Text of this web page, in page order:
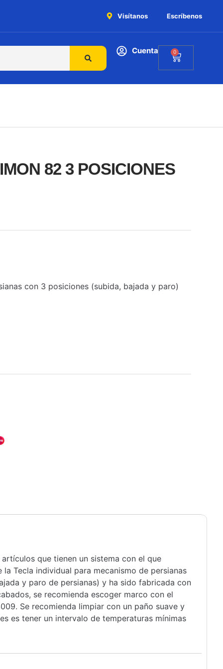
Visítanos Escríbenos
Cuenta 0
82 3 POSICIONES
con 3 posiciones (subida, bajada y paro)
que tienen un sistema con el que
Tecla individual para mecanismo de persianas
y paro de persianas) y ha sido fabricada con
se recomienda escoger marco con el
Se recomienda limpiar con un paño suave y
es tener un intervalo de temperaturas mínimas